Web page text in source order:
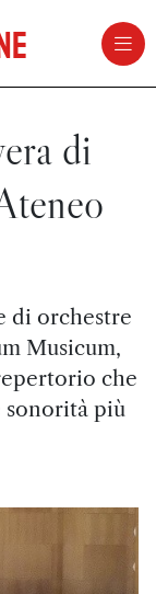
di
di orchestre
Musicum,
che
sonorità più